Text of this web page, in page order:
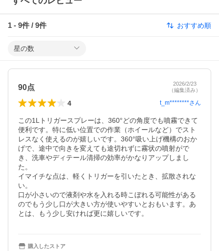
1 - 9件 / 9件 おすすめ順
星の数
90点
2026/2/23
（編集済み）
4 t_m********さん
この1Lトリガースプレーは、360°どの角度でも噴霧できて
便利です。特に低い位置での作業（ホイールなど）でスト
レスなく使えるのが嬉しいです。360°吸い上げ機構のおか
げで、途中で向きを変えても途切れずに霧状の噴射がで
き、洗車やディテール清掃の効率がかなりアップしまし
た。
イマイチな点は、軽くトリガーを引いたとき、拡散されな
い。
口が小さいので液剤や水を入れる時こぼれる可能性がある
のでもう少し口が大きい方が使いやすいとおもいます。あ
とは、もう少し安ければ更に嬉しいです。
購入したストア